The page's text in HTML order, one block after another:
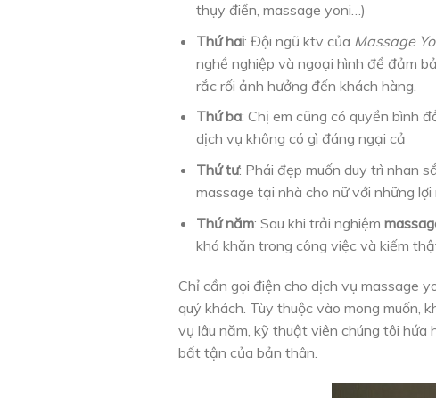
thụy điển, massage yoni…)
Thứ hai: Đội ngũ ktv của Massage
nghề nghiệp và ngoại hình để đảm
rắc rối ảnh hưởng đến khách hàng.
Thứ ba: Chị em cũng có quyền bình
dịch vụ không có gì đáng ngại cả
Thứ tư: Phái đẹp muốn duy trì nhan
massage tại nhà cho nữ với những lợi
Thứ năm: Sau khi trải nghiệm
khó khăn trong công việc và kiếm
Chỉ cần gọi điện cho dịch vụ massage
quý khách. Tùy thuộc vào mong muốn,
vụ lâu năm, kỹ thuật viên chúng tôi hứa
bất tận của bản thân.